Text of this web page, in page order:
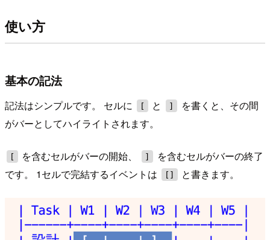
使い方
基本の記法
記法はシンプルです。 セルに [ と ]
を書くと、その間
がバーとしてハイライトされます。
[ を含むセルがバーの開始、 ]
を含むセルがバーの終了
です。 1セルで完結するイベントは
[] と書きます。